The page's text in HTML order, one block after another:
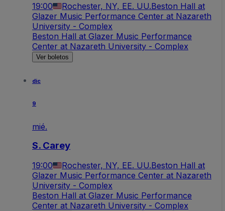
19:00 Rochester, NY, EE. UU.Beston Hall at
Glazer Music Performance Center at Nazareth
University - Complex
Beston Hall at Glazer Music Performance
Center at Nazareth University - Complex
Ver boletos
dic
9
mié.
S. Carey
19:00 Rochester, NY, EE. UU.Beston Hall at
Glazer Music Performance Center at Nazareth
University - Complex
Beston Hall at Glazer Music Performance
Center at Nazareth University - Complex